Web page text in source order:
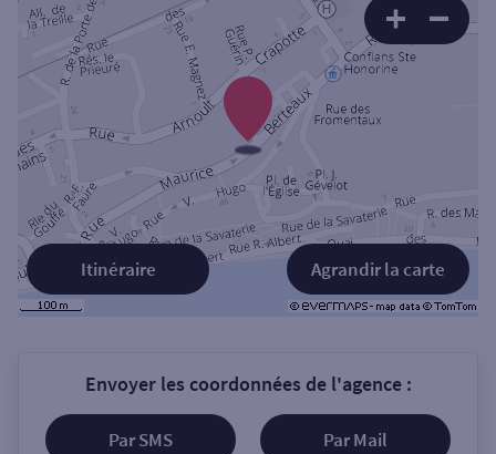
Agrandir la carte
Itinéraire
Envoyer les coordonnées de l'agence :
Par SMS Par Mail